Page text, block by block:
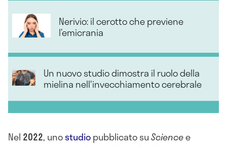
Nerivio: il cerotto che previene
l’emicrania
Un nuovo studio dimostra il ruolo della
mielina nell'invecchiamento cerebrale
Nel 2022, unostudiopubblicato suSciencee